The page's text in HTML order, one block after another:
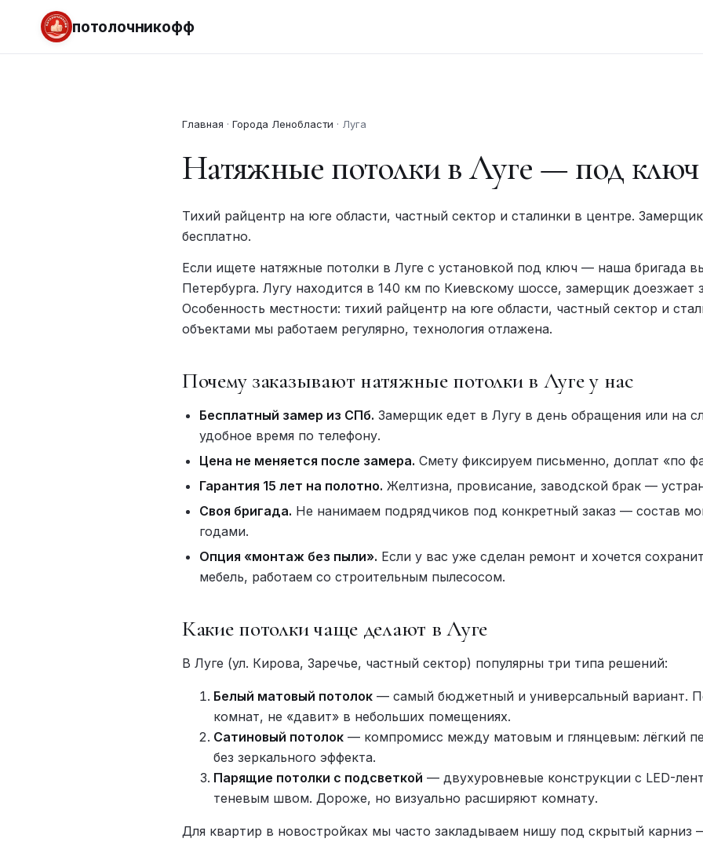
потолочникофф
Главная · Города Ленобласти · Луга
Натяжные потолки в Луге — под ключ
Тихий райцентр на юге области, частный сектор и сталинки в центре.
бесплатно.
Если ищете натяжные потолки в Луге с установкой под ключ — наша бригада
Петербурга. Лугу находится в 140 км по Киевскому шоссе, замерщик доезжает
Особенность местности: тихий райцентр на юге области, частный сектор и
объектами мы работаем регулярно, технология отлажена.
Почему заказывают натяжные потолки в Луге у нас
Бесплатный замер из СПб. Замерщик едет в Лугу в день обращения или на
удобное время по телефону.
Цена не меняется после замера. Смету фиксируем письменно, доплат «по
Гарантия 15 лет на полотно. Желтизна, провисание, заводской брак —
Своя бригада. Не нанимаем подрядчиков под конкретный заказ — состав
годами.
Опция «монтаж без пыли». Если у вас уже сделан ремонт и хочется
мебель, работаем со строительным пылесосом.
Какие потолки чаще делают в Луге
В Луге (ул. Кирова, Заречье, частный сектор) популярны три типа решений:
Белый матовый потолок — самый бюджетный и универсальный вариант.
комнат, не «давит» в небольших помещениях.
Сатиновый потолок — компромисс между матовым и глянцевым: лёгкий
без зеркального эффекта.
Парящие потолки с подсветкой — двухуровневые конструкции с LED-
теневым швом. Дороже, но визуально расширяют комнату.
Для квартир в новостройках мы часто закладываем нишу под скрытый карниз